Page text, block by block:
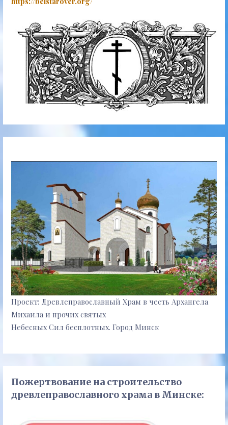
Проект: Древлеправославный Храм в честь Архангела
Михаила и прочих святых
Небесных Сил бесплотных. Город Минск
Пожертвование на строительство
древлеправославного храма в Минске: